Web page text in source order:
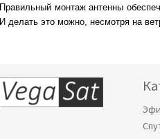
Правильный монтаж антенны
И делать это можно, несмотря на